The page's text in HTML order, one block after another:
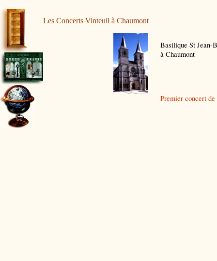
Les Concerts Vinteuil à Chaumont
Basilique St Jean-
à Chaumont
Premier concert